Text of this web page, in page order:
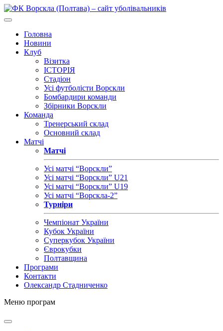
Головна
Новини
Клуб
Візитка
ІСТОРІЯ
Стадіон
Усі футболісти Ворскли
Бомбардири команди
Збірники Ворскли
Команда
Тренерський склад
Основний склад
Матчі
Матчі
Усі матчі “Ворскли”
Усі матчі “Ворскли” U21
Усі матчі “Ворскли” U19
Усі матчі “Ворскла-2”
Турніри
Чемпіонат України
Кубок України
Суперкубок України
Єврокубки
Полтавщина
Програми
Контакти
Олександр Стадниченко
Меню програм